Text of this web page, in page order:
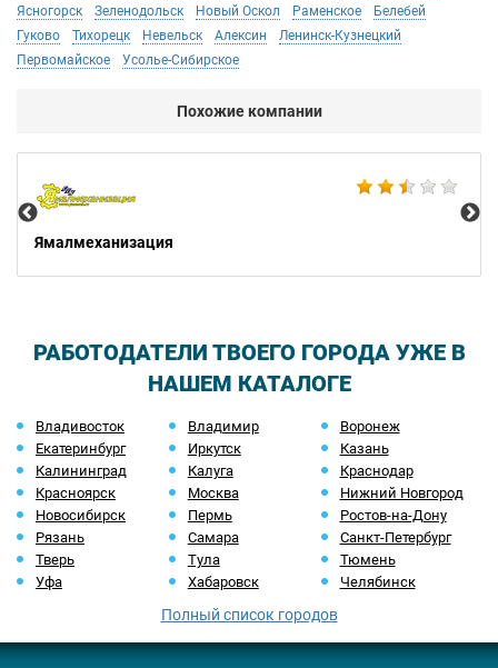
Ясногорск
Зеленодольск Новый Оскол Раменское
Белебей
Гуково
Тихорецк Невельск Алексин
Ленинск-Кузнецкий
Первомайское
Усолье-Сибирское
Похожие компании
Ямалмеханизация
РАБОТОДАТЕЛИ ТВОЕГО ГОРОДА УЖЕ В
НАШЕМ КАТАЛОГЕ
Владивосток Владимир
Воронеж
Екатеринбург
Иркутск
Казань
Калининград
Калуга
Краснодар
Красноярск
Москва
Нижний Новгород
Новосибирск
Пермь
Ростов-на-Дону
Рязань
Самара
Санкт-Петербург
Тверь
Тула
Тюмень
Уфа
Хабаровск Челябинск
Полный список городов